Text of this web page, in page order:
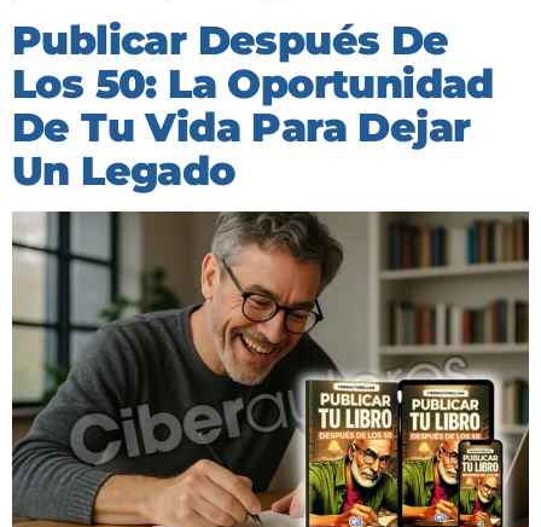
Publicar Después De
Los 50: La Oportunidad
De Tu Vida Para Dejar
Un Legado